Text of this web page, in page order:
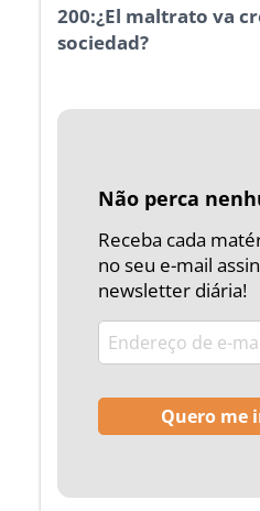
200:¿El maltrato va
sociedad?
Não perca
Receba cada
no seu e-mail
newsletter diária!